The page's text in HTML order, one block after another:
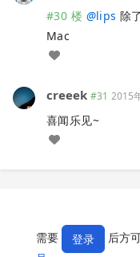
#30 楼 @lips 除
Mac
creeek #31 2015
喜闻乐见~
需要 登录 后方